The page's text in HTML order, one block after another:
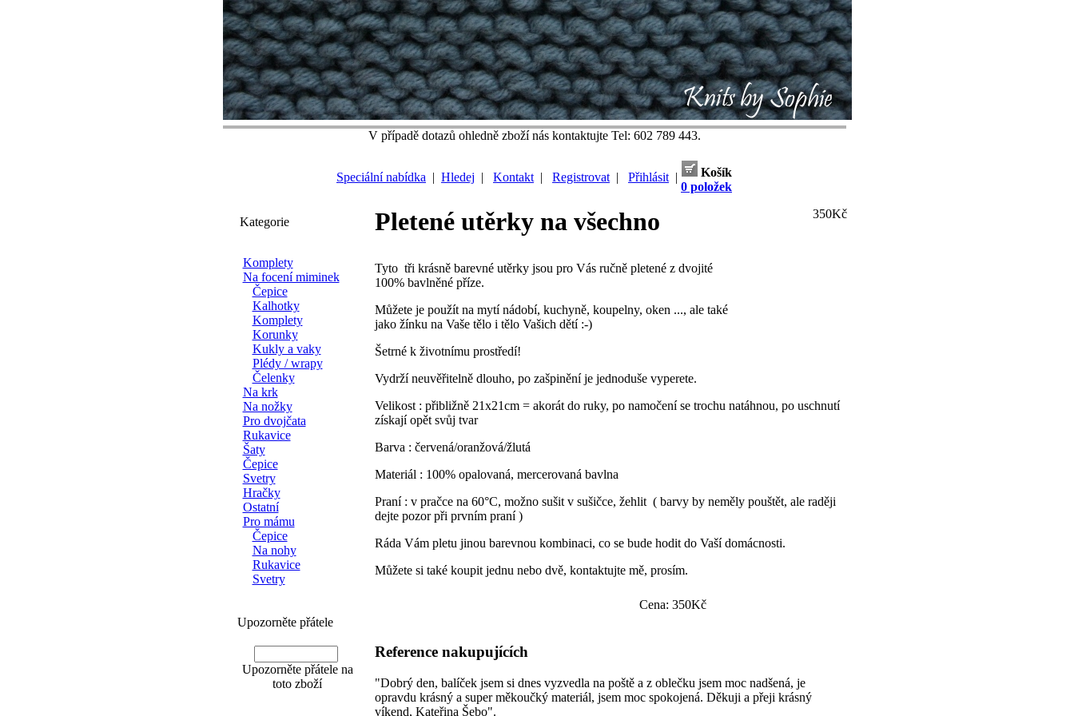
V případě dotazů ohledně zboží nás kontaktujte Tel: 602 789 443.
Speciální nabídka | Hledej | Kontakt | Registrovat | Přihlásit |
Košík
0 položek
Kategorie
Komplety
Na focení miminek
Čepice
Kalhotky
Komplety
Korunky
Kukly a vaky
Plédy / wrapy
Čelenky
Na krk
Na nožky
Pro dvojčata
Rukavice
Šaty
Čepice
Svetry
Hračky
Ostatní
Pro mámu
Čepice
Na nohy
Rukavice
Svetry
Upozorněte přátele
Upozorněte přátele na
toto zboží
Pletené utěrky na všechno 350Kč
Tyto tři krásně barevné utěrky jsou pro Vás ručně pletené z dvojité
100% bavlněné příze.
Můžete je použít na mytí nádobí, kuchyně, koupelny, oken ..., ale také
jako žínku na Vaše tělo i tělo Vašich dětí :-)
Šetrné k životnímu prostředí!
Vydrží neuvěřitelně dlouho, po zašpinění je jednoduše vyperete.
Velikost : přibližně 21x21cm = akorát do ruky, po namočení se trochu natáhnou, po uschnutí
získají opět svůj tvar
Barva : červená/oranžová/žlutá
Materiál : 100% opalovaná, mercerovaná bavlna
Praní : v pračce na 60°C, možno sušit v sušičce, žehlit ( barvy by neměly pouštět, ale raději
dejte pozor při prvním praní )
Ráda Vám pletu jinou barevnou kombinaci, co se bude hodit do Vaší domácnosti.
Můžete si také koupit jednu nebo dvě, kontaktujte mě, prosím.
Cena: 350Kč
Reference nakupujících
"Dobrý den, balíček jsem si dnes vyzvedla na poště a z oblečku jsem moc nadšená, je
opravdu krásný a super měkoučký materiál, jsem moc spokojená. Děkuji a přeji krásný
víkend, Kateřina Šebo".